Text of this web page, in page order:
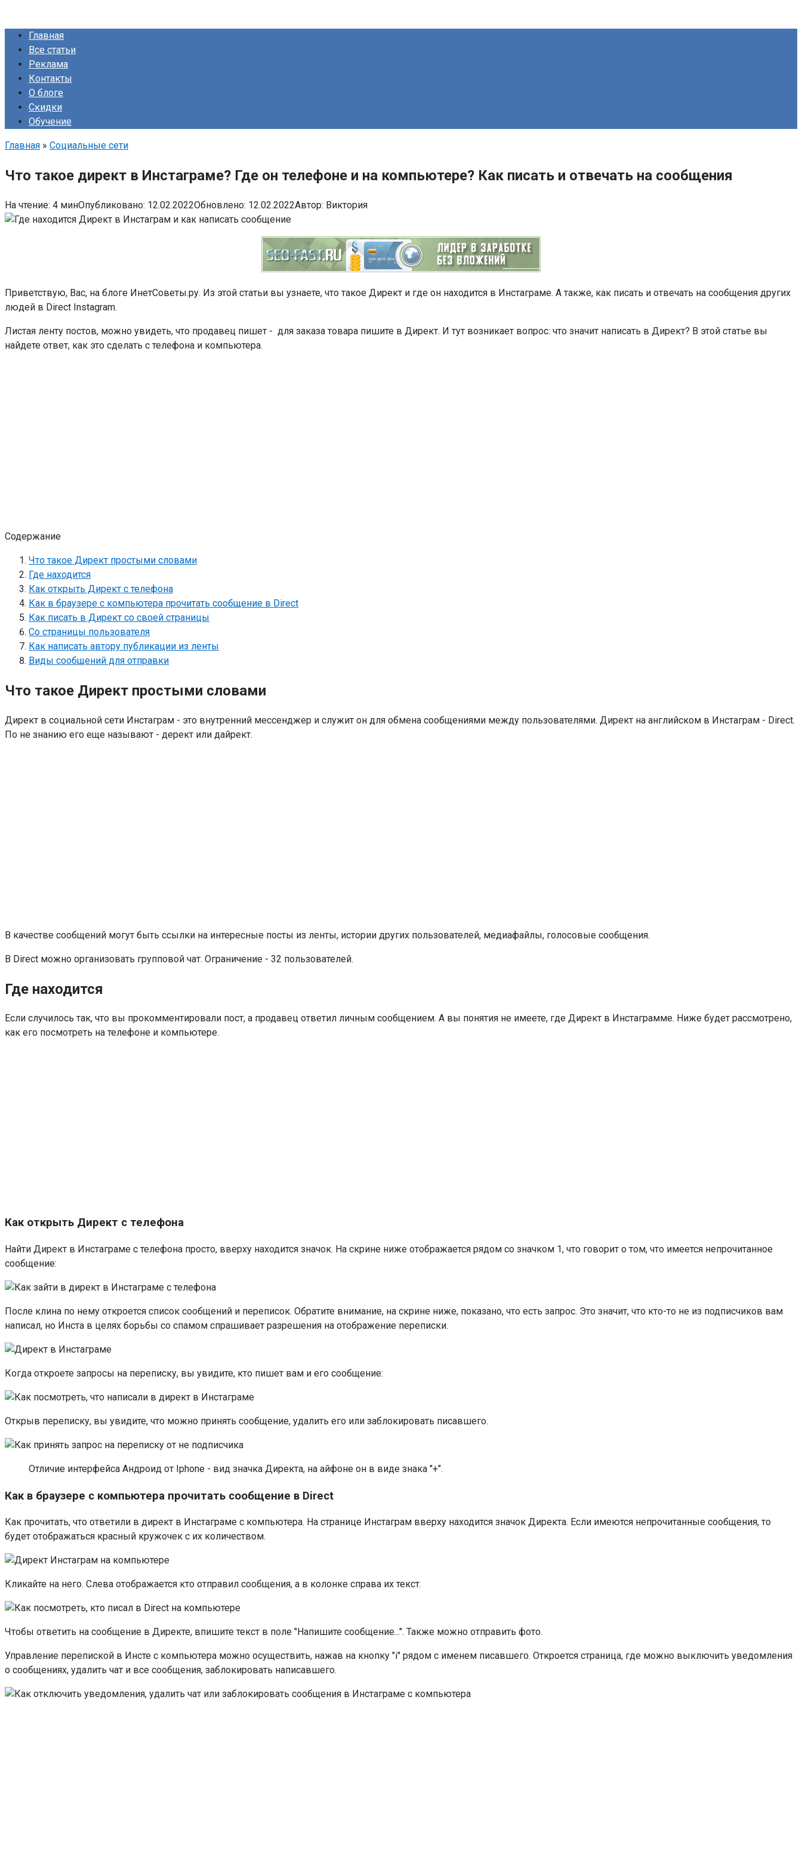
Главная
Все статьи
Реклама
Контакты
О блоге
Скидки
Обучение
Главная » Социальные сети
Что такое директ в Инстаграме? Где он телефоне и на компьютере? Как писать и отвечать на сообщения
На чтение: 4 минОпубликовано: 12.02.2022Обновлено: 12.02.2022Автор: Виктория
Приветствую, Вас, на блоге ИнетСоветы.ру. Из этой статьи вы узнаете, что такое Директ и где он находится в Инстаграме. А также, как писать и отвечать на сообщения других
людей в Direct Instagram.
Листая ленту постов, можно увидеть, что продавец пишет - для заказа товара пишите в Директ. И тут возникает вопрос: что значит написать в Директ? В этой статье вы
найдете ответ, как это сделать с телефона и компьютера.
Содержание
Что такое Директ простыми словами
Где находится
Как открыть Директ с телефона
Как в браузере с компьютера прочитать сообщение в Direct
Как писать в Директ со своей страницы
Со страницы пользователя
Как написать автору публикации из ленты
Виды сообщений для отправки
Что такое Директ простыми словами
Директ в социальной сети Инстаграм - это внутренний мессенджер и служит он для обмена сообщениями между пользователями. Директ на английском в Инстаграм - Direct.
По не знанию его еще называют - дерект или дайрект.
В качестве сообщений могут быть ссылки на интересные посты из ленты, истории других пользователей, медиафайлы, голосовые сообщения.
В Direct можно организовать групповой чат. Ограничение - 32 пользователей.
Где находится
Если случилось так, что вы прокомментировали пост, а продавец ответил личным сообщением. А вы понятия не имеете, где Директ в Инстаграмме. Ниже будет рассмотрено,
как его посмотреть на телефоне и компьютере.
Как открыть Директ с телефона
Найти Директ в Инстаграме с телефона просто, вверху находится значок. На скрине ниже отображается рядом со значком 1, что говорит о том, что имеется непрочитанное
сообщение:
После клина по нему откроется список сообщений и переписок. Обратите внимание, на скрине ниже, показано, что есть запрос. Это значит, что кто-то не из подписчиков вам
написал, но Инста в целях борьбы со спамом спрашивает разрешения на отображение переписки.
Когда откроете запросы на переписку, вы увидите, кто пишет вам и его сообщение:
Открыв переписку, вы увидите, что можно принять сообщение, удалить его или заблокировать писавшего.
Отличие интерфейса Андроид от Iphone - вид значка Директа, на айфоне он в виде знака "+".
Как в браузере с компьютера прочитать сообщение в Direct
Как прочитать, что ответили в директ в Инстаграме с компьютера. На странице Инстаграм вверху находится значок Директа. Если имеются непрочитанные сообщения, то
будет отображаться красный кружочек с их количеством.
Кликайте на него. Слева отображается кто отправил сообщения, а в колонке справа их текст.
Чтобы ответить на сообщение в Директе, впишите текст в поле "Напишите сообщение...". Также можно отправить фото.
Управление перепиской в Инсте с компьютера можно осуществить, нажав на кнопку "i" рядом с именем писавшего. Откроется страница, где можно выключить уведомления
о сообщениях, удалить чат и все сообщения, заблокировать написавшего.